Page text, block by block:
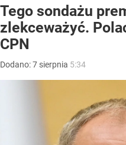
Tego sondażu
zlekceważyć.
CPN
Dodano:7 sierpnia 5:34